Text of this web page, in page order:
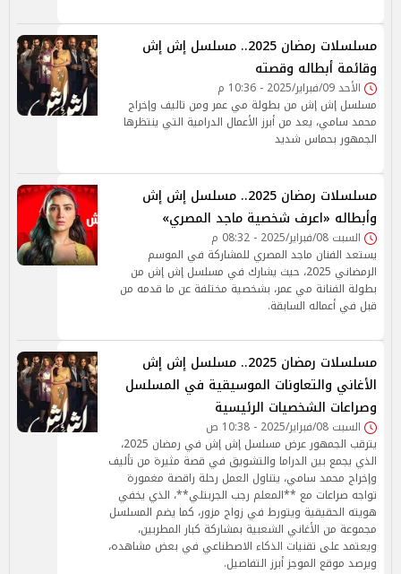
مسلسلات رمضان 2025.. مسلسل إش إش
وقائمة أبطاله وقصته
الأحد 09/فبراير/2025 - 10:36 م
مسلسل إش إش من بطولة مي عمر ومن تاليف وإخراج
محمد سامي، يعد من أبرز الأعمال الدرامية التي ينتظرها
الجمهور بحماس شديد
مسلسلات رمضان 2025.. مسلسل إش إش
وأبطاله «اعرف شخصية ماجد المصري»
السبت 08/فبراير/2025 - 08:32 م
يستعد الفنان ماجد المصري للمشاركة في الموسم
الرمضاني 2025، حيث يشارك في مسلسل إش إش من
بطولة الفنانة مي عمر، بشخصية مختلفة عن ما قدمه من
قبل في أعماله السابقة.
مسلسلات رمضان 2025.. مسلسل إش إش
الأغاني والتعاونات الموسيقية في المسلسل
وصراعات الشخصيات الرئيسية
السبت 08/فبراير/2025 - 10:38 ص
يترقب الجمهور عرض مسلسل إش إش في رمضان 2025،
الذي يجمع بين الدراما والتشويق في قصة مثيرة من تأليف
وإخراج محمد سامي، يتناول العمل رحلة راقصة مغمورة
تواجه صراعات مع **المعلم رجب الجربتلي**، الذي يخفي
هويته الحقيقية ويتورط في زواج مزور، كما يضم المسلسل
مجموعة من الأغاني الشعبية بمشاركة كبار المطربين،
ويعتمد على تقنيات الذكاء الاصطناعي في بعض مشاهده،
ويرصد موقع الموجز أبرز التفاصيل.